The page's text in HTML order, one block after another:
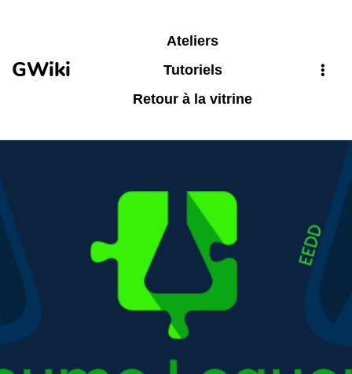
GWiki
Ateliers
Tutoriels
Retour à la vitrine